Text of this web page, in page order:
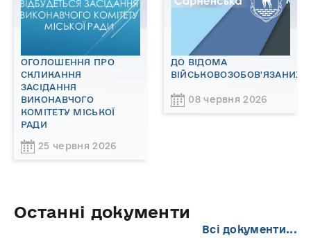
ОГОЛОШЕННЯ ПРО
СКЛИКАННЯ
ЗАСІДАННЯ
ВИКОНАВЧОГО
КОМІТЕТУ МІСЬКОЇ
РАДИ
25 червня 2026
ДО ВІДОМА
ВІЙСЬКОВОЗОБОВ'ЯЗАНИХ!
08 червня 2026
Останні документи
Всі документи...